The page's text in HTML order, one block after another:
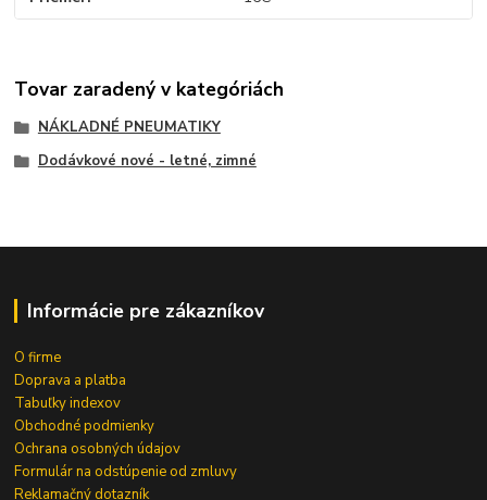
Tovar zaradený v kategóriách
NÁKLADNÉ PNEUMATIKY
Dodávkové nové - letné, zimné
Informácie pre zákazníkov
O firme
Doprava a platba
Tabuľky indexov
Obchodné podmienky
Ochrana osobných údajov
Formulár na odstúpenie od zmluvy
Reklamačný dotazník